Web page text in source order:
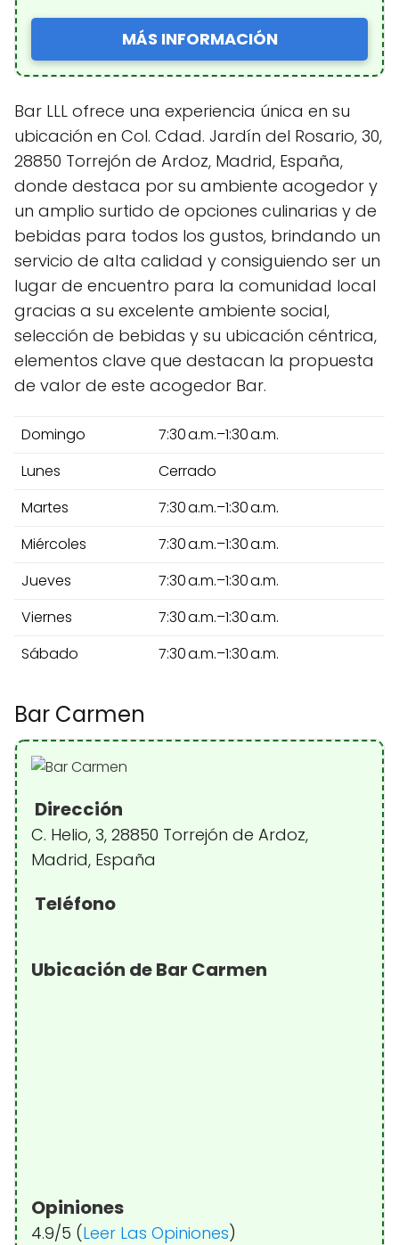
MÁS INFORMACIÓN
Bar LLL ofrece una experiencia única en su
ubicación en Col. Cdad. Jardín del Rosario, 30,
28850 Torrejón de Ardoz, Madrid, España,
donde destaca por su ambiente acogedor y
un amplio surtido de opciones culinarias y de
bebidas para todos los gustos, brindando un
servicio de alta calidad y consiguiendo ser un
lugar de encuentro para la comunidad local
gracias a su excelente ambiente social,
selección de bebidas y su ubicación céntrica,
elementos clave que destacan la propuesta
de valor de este acogedor Bar.
Domingo
7:30 a.m.–1:30 a.m.
Lunes
Cerrado
Martes
7:30 a.m.–1:30 a.m.
Miércoles
7:30 a.m.–1:30 a.m.
Jueves
7:30 a.m.–1:30 a.m.
Viernes
7:30 a.m.–1:30 a.m.
Sábado
7:30 a.m.–1:30 a.m.
Bar Carmen
Dirección
C. Helio, 3, 28850 Torrejón de Ardoz,
Madrid, España
Teléfono
Ubicación de Bar Carmen
Opiniones
4.9/5 (Leer Las Opiniones)